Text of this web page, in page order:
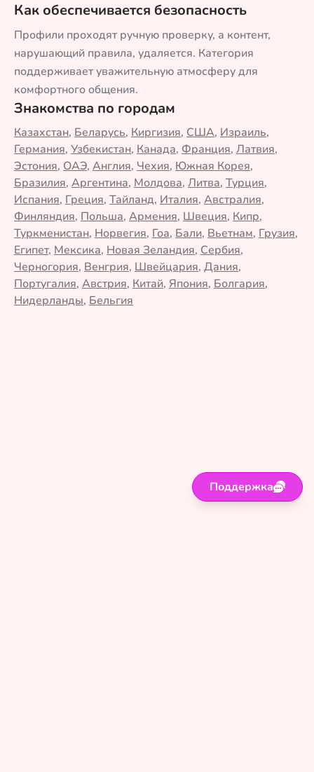
Как обеспечивается безопасность
Профили проходят ручную проверку, а контент,
нарушающий правила, удаляется. Категория
поддерживает уважительную атмосферу для
комфортного общения.
Знакомства по городам
Казахстан, Беларусь, Киргизия, США, Израиль,
Германия, Узбекистан, Канада, Франция, Латвия,
Эстония, ОАЭ, Англия, Чехия, Южная Корея,
Бразилия, Аргентина, Молдова, Литва, Турция,
Испания, Греция, Тайланд, Италия, Австралия,
Финляндия, Польша, Армения, Швеция, Кипр,
Туркменистан, Норвегия, Гоа, Бали, Вьетнам, Грузия,
Египет, Мексика, Новая Зеландия, Сербия,
Черногория, Венгрия, Швейцария, Дания,
Португалия, Австрия, Китай, Япония, Болгария,
Нидерланды, Бельгия
Поддержка